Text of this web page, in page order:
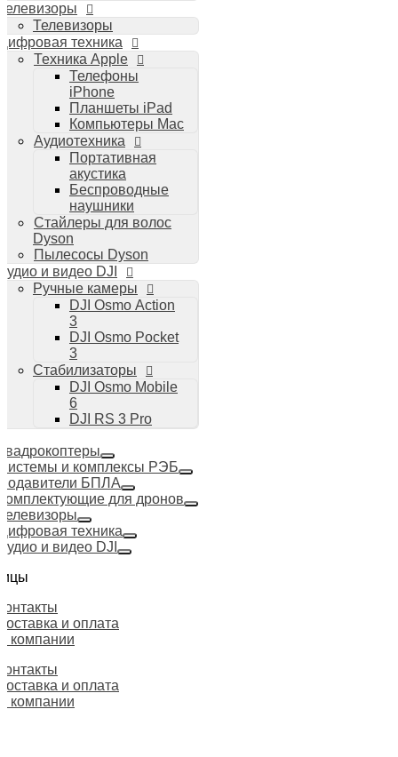
Телевизоры
техника
Техника Apple
Телефоны
iPhone
Планшеты iPad
Компьютеры Mac
Аудиотехника
Портативная
акустика
Беспроводные
наушники
Стайлеры для волос
Dyson
Пылесосы Dyson
и видео DJI
Ручные камеры
DJI Osmo Action
3
DJI Osmo Pocket
3
Стабилизаторы
DJI Osmo Mobile
6
DJI RS 3 Pro
и комплексы РЭБ
БПЛА
для дронов
техника
и видео DJI
и оплата
компании
и оплата
компании